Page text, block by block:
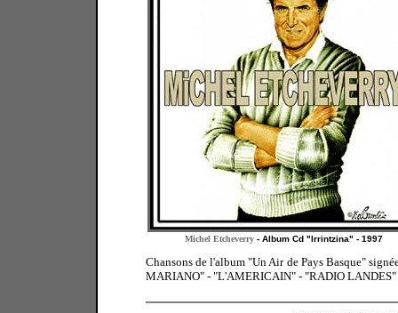
Michel Etcheverry- Album Cd "Irrintzina" - 1997
Chansons de l'album "Un Air de Pays Basque"
MARIANO" - "L'AMERICAIN" - "RADIO